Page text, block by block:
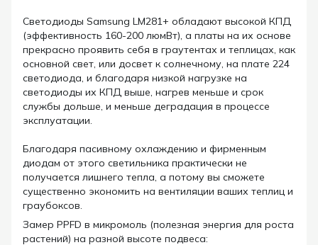
Светодиоды Samsung LM281+ обладают высокой КПД
(эффективность 160-200 люмВт), а платы на их основе
прекрасно проявить себя в граутентах и теплицах, как
основной свет, или досвет к солнечному, на плате 224
светодиода, и благодаря низкой нагрузке на
светодиоды их КПД выше, нагрев меньше и срок
службы дольше, и меньше деградация в процессе
эксплуатации.
Благодаря пасивному охлаждению и фирменным
диодам от этого светильника практически не
получается лишнего тепла, а потому вы сможете
существенно экономить на вентиляции ваших теплиц и
граубоксов.
Замер PPFD в микромоль (полезная энергия для роста
растений) на разной высоте подвеса: